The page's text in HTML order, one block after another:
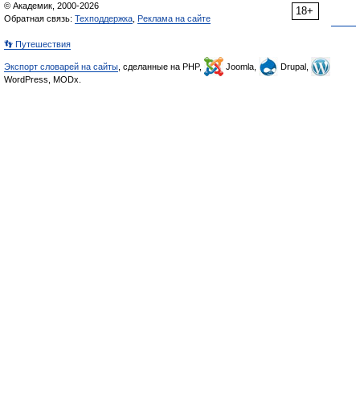
18+
© Академик, 2000-2026
Обратная связь: Техподдержка Реклама на сайте
👣 Путешествия
Экспорт словарей на сайты , сделанные на PHP, Joomla,
Drupal,
WordPress, MODx.